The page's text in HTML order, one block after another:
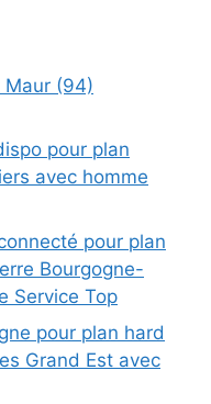
Maur (94)
pour plan
avec homme
pour plan
Bourgogne-
Service Top
pour plan hard
Grand Est avec